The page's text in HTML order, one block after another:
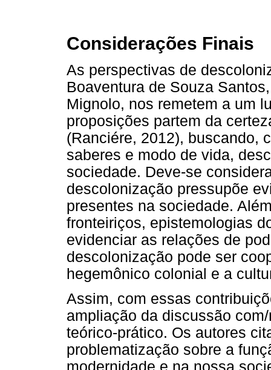
Considerações Finais
As perspectivas de
Boaventura de Souza
Mignolo, nos remetem a um
proposições partem da
(Ranciére, 2012), buscando,
saberes e modo de vida,
sociedade. Deve-se
descolonização pressupõe
presentes na sociedade.
fronteiriços, epistemologias
evidenciar as relações de
descolonização pode ser
hegemônico colonial e a
Assim, com essas
ampliação da discussão
teórico-prático. Os autores
problematização sobre a
modernidade e na nossa